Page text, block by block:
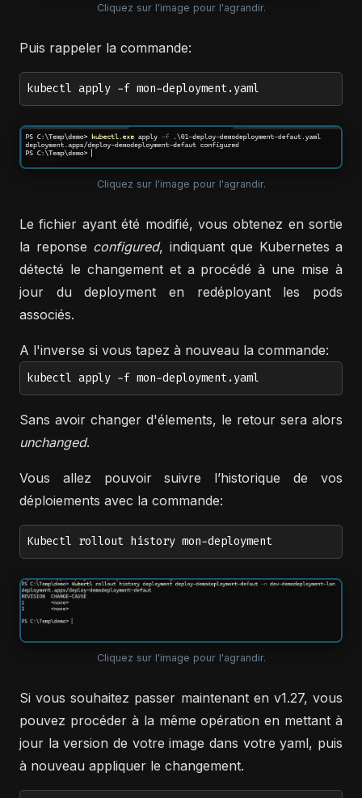
Cliquez sur l'image pour l'agrandir.
Puis rappeler la commande:
kubectl apply -f mon-deployment.yaml
Cliquez sur l'image pour l'agrandir.
Le fichier ayant été modifié, vous obtenez en sortie
la reponse configured, indiquant que Kubernetes a
détecté le changement et a procédé à une mise à
jour du deployment en redéployant les pods
associés.
A l'inverse si vous tapez à nouveau la commande:
kubectl apply -f mon-deployment.yaml
Sans avoir changer d'élements, le retour sera alors
unchanged.
Vous allez pouvoir suivre l’historique de vos
déploiements avec la commande:
Kubectl rollout history mon-deployment
Cliquez sur l'image pour l'agrandir.
Si vous souhaitez passer maintenant en v1.27, vous
pouvez procéder à la même opération en mettant à
jour la version de votre image dans votre yaml, puis
à nouveau appliquer le changement.